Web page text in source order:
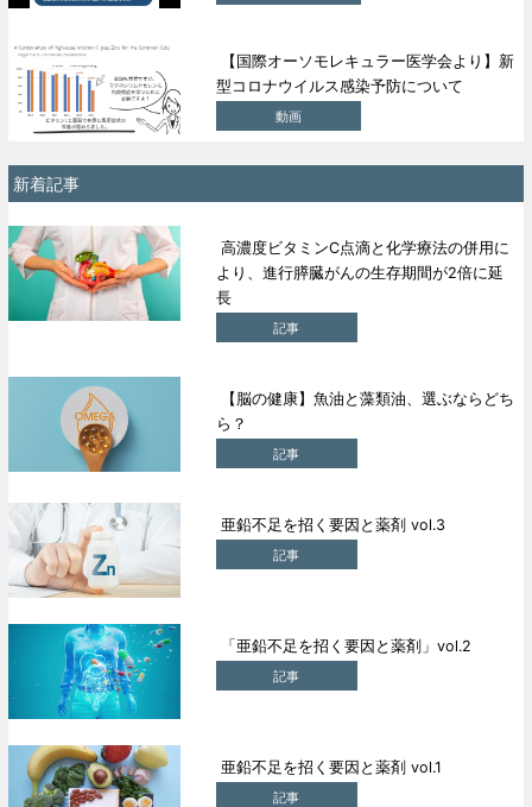
【国際オーソモレキュラー医学会より】新
型コロナウイルス感染予防について
動画
新着記事
高濃度ビタミンC点滴と化学療法の併用に
より、進行膵臓がんの生存期間が2倍に延
長
記事
【脳の健康】魚油と藻類油、選ぶならどち
ら？
記事
亜鉛不足を招く要因と薬剤 vol.3
記事
「亜鉛不足を招く要因と薬剤」vol.2
記事
亜鉛不足を招く要因と薬剤 vol.1
記事